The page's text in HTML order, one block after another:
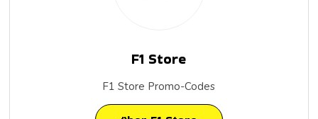
F1 Store
F1 Store Promo-Codes